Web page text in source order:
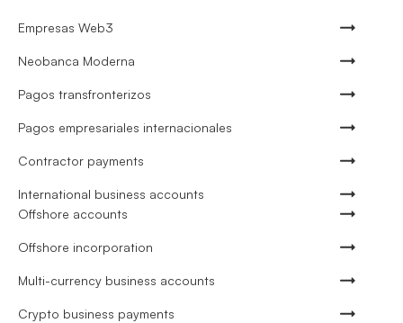
Empresas Web3
Neobanca Moderna
Pagos transfronterizos
Pagos empresariales internacionales
Contractor payments
International business accounts
Offshore accounts
Offshore incorporation
Multi-currency business accounts
Crypto business payments